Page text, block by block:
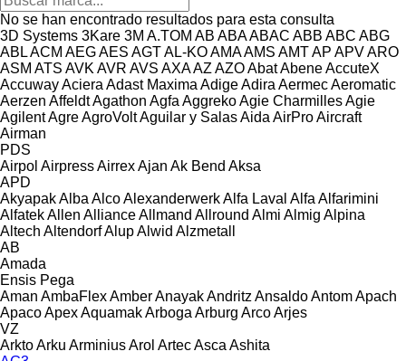
No se han encontrado resultados para esta consulta
3D Systems 3Kare 3M A.TOM AB ABAABAC ABB ABC ABG
ABLACM AEGAES AGTAL-KOAMAAMS AMTAP APVARO
ASM ATS AVK AVR AVS AXAAZ AZOAbatAbeneAccuteX
AccuwayAciera Adast Maxima AdigeAdira AermecAeromatic
Aerzen AffeldtAgathon Agfa AggrekoAgie CharmillesAgie
AgilentAgreAgroVoltAguilar y SalasAida AirProAircraft
Airman
PDS
Airpol AirpressAirrexAjan Ak Bend Aksa
APD
AkyapakAlba AlcoAlexanderwerkAlfa Laval Alfa Alfarimini
AlfatekAllen AllianceAllmand Allround Almi Almig Alpina
Altech AltendorfAlupAlwid Alzmetall
AB
Amada
Ensis Pega
Aman AmbaFlexAmberAnayakAndritz AnsaldoAntomApach
ApacoApexAquamakArboga Arburg ArcoArjes
VZ
ArktoArku ArminiusArol ArtecAsca Ashita